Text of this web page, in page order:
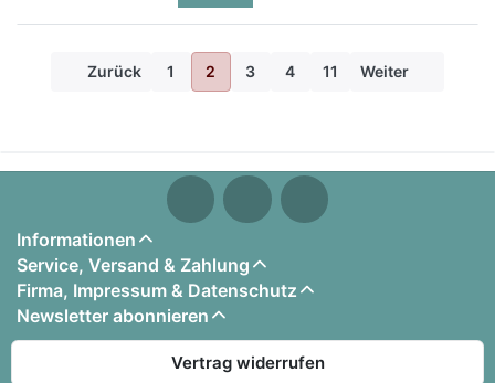
Zurück 1 2 3 4 11 Weiter
Informationen
Service, Versand & Zahlung
Firma, Impressum & Datenschutz
Newsletter abonnieren
Vertrag widerrufen